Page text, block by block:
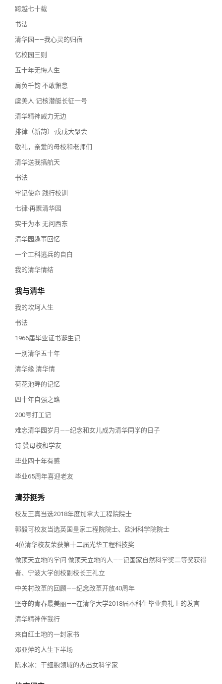
跨越七十载
书法
清华园——我心灵的归宿
忆校园三则
五十年无悔人生
肩负千钧 不敢懈怠
虞美人·记核潜艇长征一号
清华精神威力无边
排律（新韵）·戊戌大聚会
敬礼，亲爱的母校和老师们
清华送我搞航天
书法
牢记使命 践行校训
七律·再聚清华园
实干为本 无问西东
清华园趣事回忆
一个工科逃兵的自白
我的清华情结
我与清华
我的坎坷人生
书法
1966届毕业证书诞生记
一别清华五十年
清华缘 清华情
荷花池畔的记忆
四十年自强之路
200号打工记
难忘清华园岁月——纪念和女儿成为清华同学的日子
诗 赞母校和学友
毕业四十年有感
毕业65周年喜迎老友
清芬挺秀
校友王真当选2018年度加拿大工程院院士
郭毅可校友当选英国皇家工程院院士、欧洲科学院院士
4位清华校友荣获第十二届光华工程科技奖
做顶天立地的学问 做顶天立地的人——记国家自然科学奖二等奖获得
者、宁波大学创校副校长王礼立
中关村改革的回顾——纪念改革开放40周年
坚守的青春最美丽——在清华大学2018届本科生毕业典礼上的发言
清华精神伴我行
来自红土地的一封家书
邓亚萍的人生下半场
陈水冰：干细胞领域的杰出女科学家